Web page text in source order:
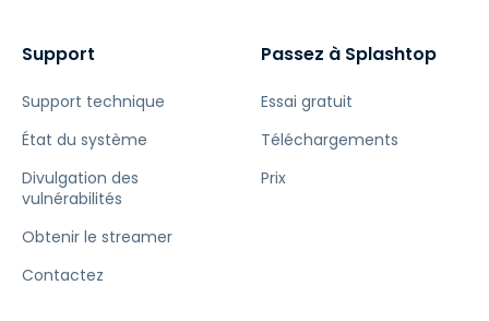
Support
Support technique
État du système
Divulgation des
vulnérabilités
Obtenir le streamer
Contactez
Passez à Splashtop
Essai gratuit
Téléchargements
Prix